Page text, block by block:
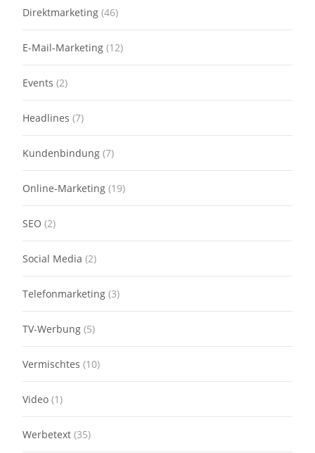
Direktmarketing (46)
E-Mail-Marketing (12)
Events (2)
Headlines (7)
Kundenbindung (7)
Online-Marketing (19)
SEO (2)
Social Media (2)
Telefonmarketing (3)
TV-Werbung (5)
Vermischtes (10)
Video (1)
Werbetext (35)